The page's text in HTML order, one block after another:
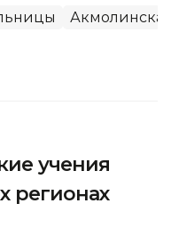
учения
регионах